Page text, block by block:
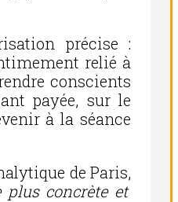
précise :
relié à
conscients
payée, sur le
à la séance
de Paris,
concrète et